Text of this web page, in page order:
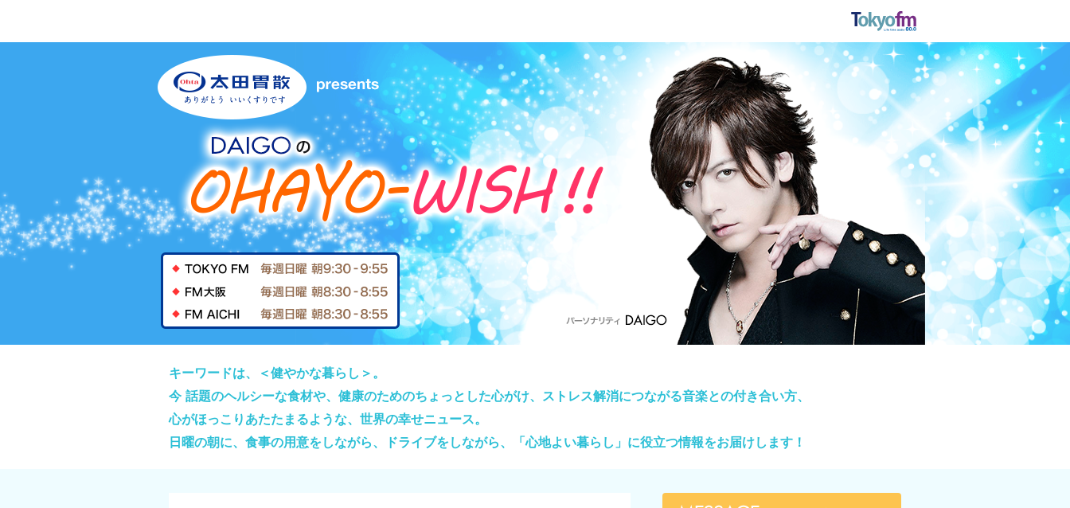
キーワードは、＜健やかな暮らし＞。
今 話題のヘルシーな食材や、健康のためのちょっとした心がけ、ストレス解消につながる音楽との付き合い方、
心がほっこりあたたまるような、世界の幸せニュース。
日曜の朝に、食事の用意をしながら、ドライブをしながら、「心地よい暮らし」に役立つ情報をお届けします！